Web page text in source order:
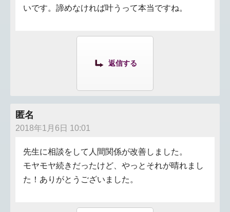
いです。諦めなければ叶うって本当ですね。
返信する
匿名
2018年1月6日 10:01
先生に相談をして人間関係が改善しました。
モヤモヤ続きだったけど、やっとそれが晴れまし
た！ありがとうございました。